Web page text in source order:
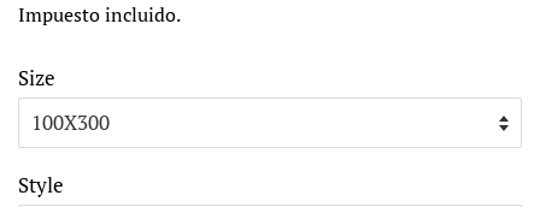
venta
Impuesto incluido.
Size
Style